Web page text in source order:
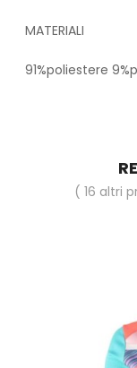
MATERIALI
91%poliestere
( 16 altri